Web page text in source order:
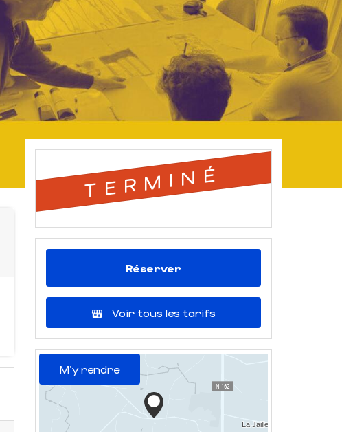
TERMINÉ
Réserver
Voir tous les tarifs
M'y rendre